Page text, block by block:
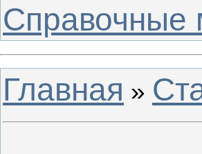
Справочные
Главная »